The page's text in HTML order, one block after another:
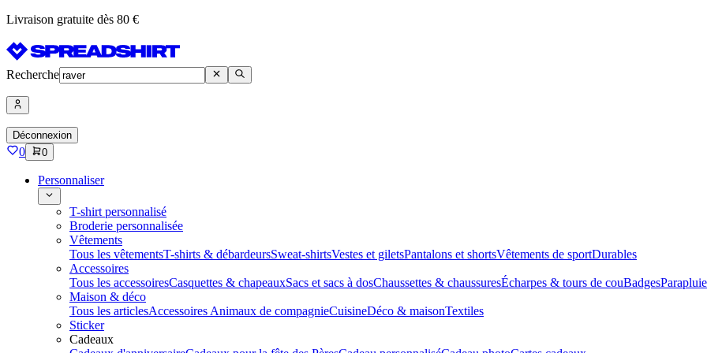
Livraison gratuite dès 80 €
Recherche
Déconnexion
0 0
Personnaliser
T-shirt personnalisé
Broderie personnalisée
Vêtements
Tous les vêtementsT-shirts & débardeursSweat-shirtsVestes et giletsPantalons et shortsVêtements de sportDurables
Accessoires
Tous les accessoiresCasquettes & chapeauxSacs et sacs à dosChaussettes & chaussuresÉcharpes & tours de couBadges
Maison & déco
Tous les articlesAccessoires Animaux de compagnieCuisineDéco & maisonTextiles
Sticker
Cadeaux